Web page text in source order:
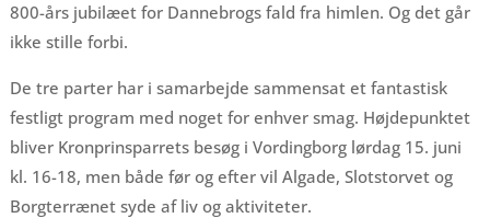
800-års jubilæet for Dannebrogs fald fra himlen. Og det går
ikke stille forbi.
De tre parter har i samarbejde sammensat et fantastisk
festligt program med noget for enhver smag. Højdepunktet
bliver Kronprinsparrets besøg i Vordingborg lørdag 15. juni
kl. 16-18, men både før og efter vil Algade, Slotstorvet og
Borgterrænet syde af liv og aktiviteter.